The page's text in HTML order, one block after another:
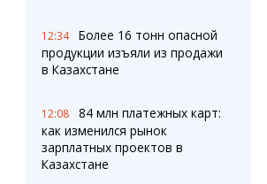
Штрихи
Коллаж недели
Ешкин гороскоп
Медиа
Фото
Видео
12:34
Более 16 тонн опасной
продукции изъяли из продажи
в Казахстане
12:08
84 млн платежных карт:
как изменился рынок
зарплатных проектов в
Казахстане